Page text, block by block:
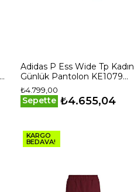
Adidas P Ess Wide Tp Kadın
Günlük Pantolon KE1079
Kahverengi
₺4.799,00
Sepette ₺4.655,04
KARGO
BEDAVA!